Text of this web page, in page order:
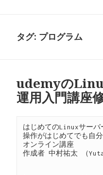
タグ: プログラム
udemyの
運用入門講座
はじめてのLinuxサー
操作がはじめてでも自
オンライン講座
作成者 中村祐太 （Yuta